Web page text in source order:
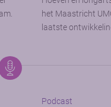
het Maastricht
laatste
Podcast